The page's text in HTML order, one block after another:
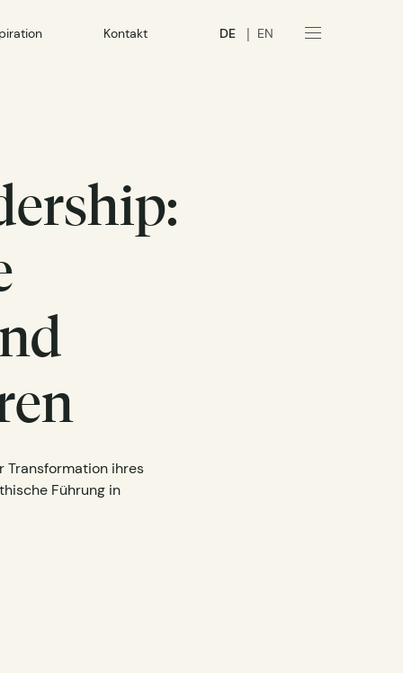
DE | EN
Kontakt
Transformation ihres
Führung in